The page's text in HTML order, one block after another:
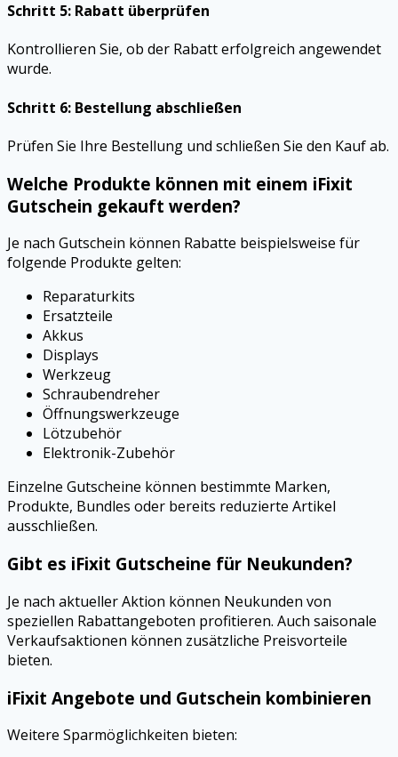
Schritt 5: Rabatt überprüfen
Kontrollieren Sie, ob der Rabatt erfolgreich angewendet
wurde.
Schritt 6: Bestellung abschließen
Prüfen Sie Ihre Bestellung und schließen Sie den Kauf ab.
Welche Produkte können mit einem iFixit
Gutschein gekauft werden?
Je nach Gutschein können Rabatte beispielsweise für
folgende Produkte gelten:
Reparaturkits
Ersatzteile
Akkus
Displays
Werkzeug
Schraubendreher
Öffnungswerkzeuge
Lötzubehör
Elektronik-Zubehör
Einzelne Gutscheine können bestimmte Marken,
Produkte, Bundles oder bereits reduzierte Artikel
ausschließen.
Gibt es iFixit Gutscheine für Neukunden?
Je nach aktueller Aktion können Neukunden von
speziellen Rabattangeboten profitieren. Auch saisonale
Verkaufsaktionen können zusätzliche Preisvorteile
bieten.
iFixit Angebote und Gutschein kombinieren
Weitere Sparmöglichkeiten bieten: